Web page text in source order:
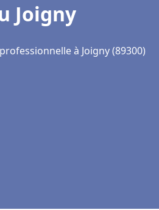
Joigny
à Joigny (89300)